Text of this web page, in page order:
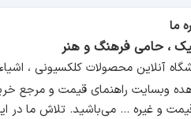
ما
، حامی فرهنگ و هنر
آنلاین محصولات کلکسیونی ،
وبسایت راهنمای قیمت و مرجع
و غیره ... می‌باشید. تلاش ما در